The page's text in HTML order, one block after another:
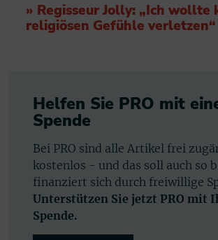
» Regisseur Jolly: „Ich wollte
religiösen Gefühle verletzen“
Helfen Sie PRO mit
Spende
Bei PRO sind alle Artikel frei
kostenlos - und das soll auch so
finanziert sich durch freiwillige
Unterstützen Sie jetzt PRO mit
Spende.